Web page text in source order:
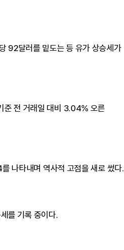
92달러를 밑도는 등 유가 상승세가
준 전 거래일 대비 3.04% 오른
나타내며 역사적 고점을 새로 썼다.
를 기록 중이다.